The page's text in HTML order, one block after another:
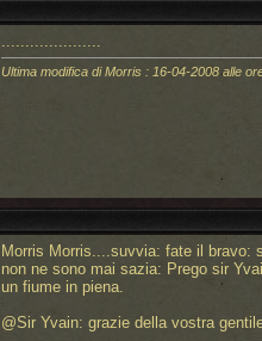
.....................
Ultima modifica di Morris : 16-04-2008 alle
Morris Morris....suvvia: fate il bravo:
non ne sono mai sazia: Prego sir
un fiume in piena.
@Sir Yvain: grazie della vostra